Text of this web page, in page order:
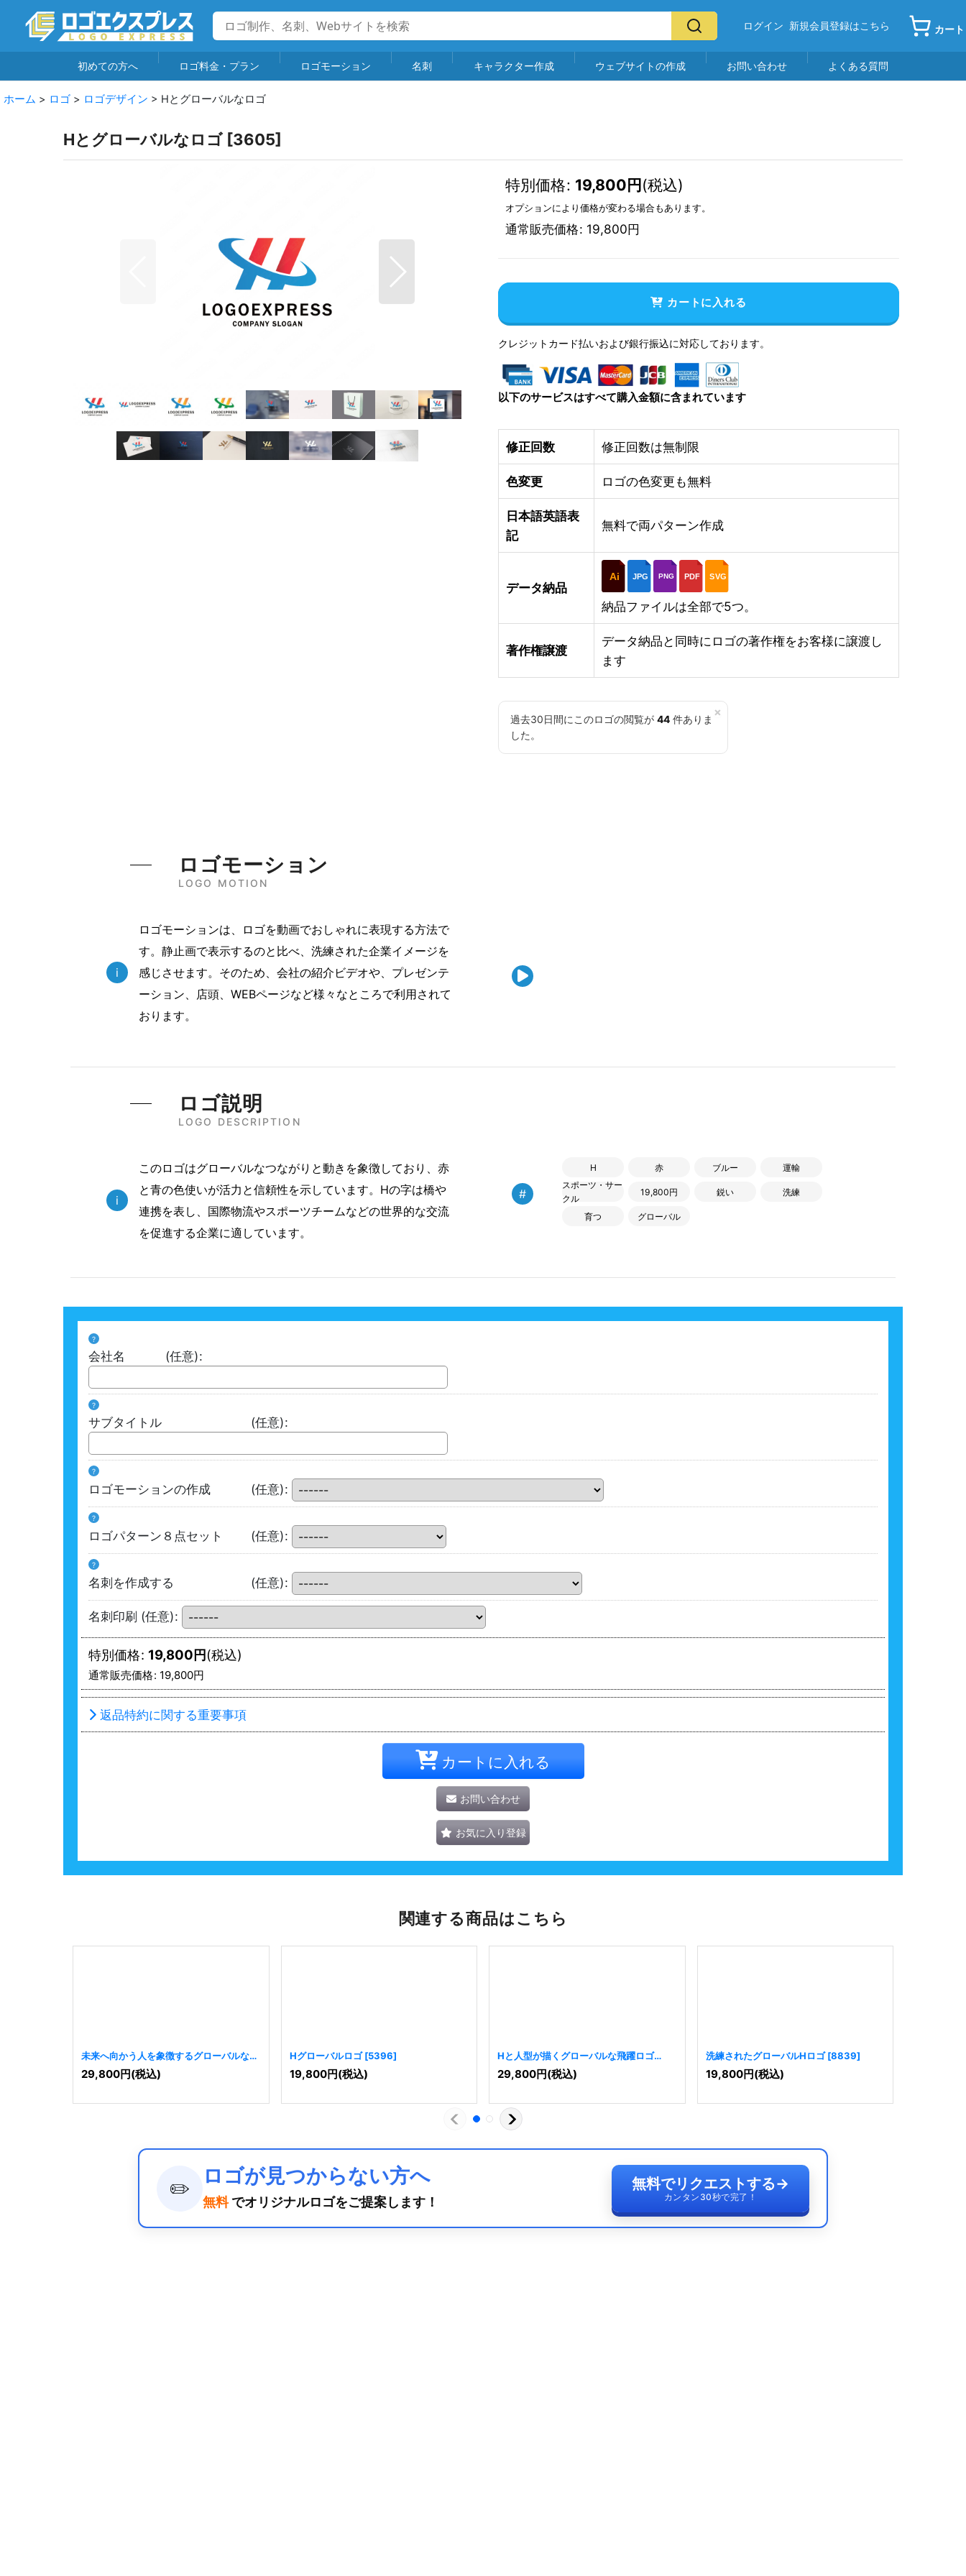
ログイン 新規会員登録はこちら カート
初めての方へ ロゴ料金・プラン ロゴモーション 名刺 キャラクター作成 ウェブサイトの作成 お問い合わせ よくある質問
ホーム > ロゴ > ロゴデザイン > Hとグローバルなロゴ
Hとグローバルなロゴ [3605]
特別価格: 19,800円(税込)
オプションにより価格が変わる場合もあります。
通常販売価格: 19,800円
カートに入れる
クレジットカード払いおよび銀行振込に対応しております。
以下のサービスはすべて購入金額に含まれています
修正回数 修正回数は無制限
色変更 ロゴの色変更も無料
日本語英語表
記
無料で両パターン作成
データ納品
Ai JPG PNG PDF SVG
納品ファイルは全部で5つ。
著作権譲渡
データ納品と同時にロゴの著作権をお客様に譲渡し
ます
×
過去30日間にこのロゴの閲覧が 44 件ありま
した。
LOGO MOTION
ロゴモーション
i
ロゴモーションは、ロゴを動画でおしゃれに表現する方法で
す。静止画で表示するのと比べ、洗練された企業イメージを
感じさせます。そのため、会社の紹介ビデオや、プレゼンテ
ーション、店頭、WEBページなど様々なところで利用されて
おります。

LOGO DESCRIPTION
ロゴ説明
i
このロゴはグローバルなつながりと動きを象徴しており、赤
と青の色使いが活力と信頼性を示しています。Hの字は橋や
連携を表し、国際物流やスポーツチームなどの世界的な交流
を促進する企業に適しています。
#
H 赤 ブルー
運輸
スポーツ・サー
クル
19,800円 鋭い 洗練
育つ グローバル
?
会社名 (任意):
?
サブタイトル (任意):
?
ロゴモーションの作成 (任意):
?
ロゴパターン８点セット (任意):
?
名刺を作成する (任意):
名刺印刷 (任意):
特別価格: 19,800円(税込)
通常販売価格: 19,800円
返品特約に関する重要事項
カートに入れる
お問い合わせ
お気に入り登録
関連する商品はこちら
未来へ向かう人を象徴するグローバルなH
ロゴ[7866]
29,800円(税込)
Hグローバルロゴ [5396]
19,800円(税込)
Hと人型が描くグローバルな飛躍ロゴ
[10818]
29,800円(税込)
洗練されたグローバルHロゴ [8839]
19,800円(税込)
✏️
ロゴが見つからない方へ
無料 でオリジナルロゴをご提案します！
無料でリクエストする→
カンタン30秒で完了！